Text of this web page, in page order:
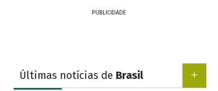
PUBLICIDADE
Últimas notícias de Brasil